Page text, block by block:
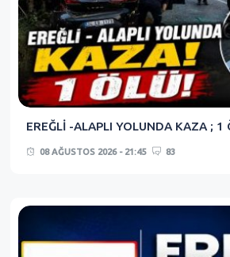
EREĞLİ -ALAPLI YOLUNDA KAZA ; 1
08 AĞUSTOS 2026 - 21:45 83